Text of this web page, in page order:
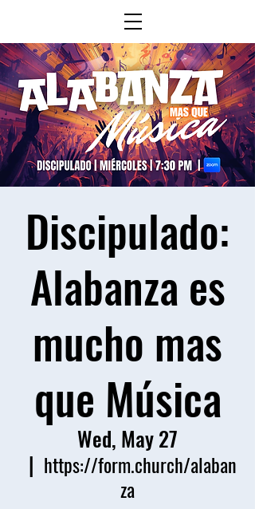
Discipulado:
Alabanza es
mucho mas
que Música
Wed, May 27
  |
https://form.church/alaban
za